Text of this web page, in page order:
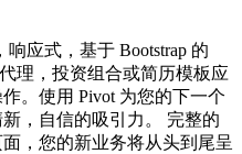
应式，基于 Bootstrap 的
理，投资组合或简历模板应
。使用 Pivot 为您的下一个
，自信的吸引力。 完整的
，您的新业务将从头到尾呈